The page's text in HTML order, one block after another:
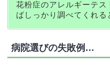
花粉症のアレルギーテス
ばしっかり調べてくれる
病院選びの失敗例…